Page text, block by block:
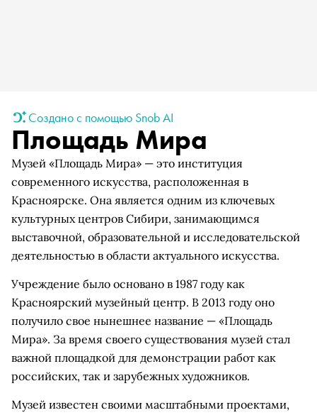
Создано с помощью Snob AI
Площадь Мира
Музей «Площадь Мира» — это институция
современного искусства, расположенная в
Красноярске. Она является одним из ключевых
культурных центров Сибири, занимающимся
выставочной, образовательной и исследовательской
деятельностью в области актуального искусства.
Учреждение было основано в 1987 году как
Красноярский музейный центр. В 2013 году оно
получило свое нынешнее название — «Площадь
Мира». За время своего существования музей стал
важной площадкой для демонстрации работ как
российских, так и зарубежных художников.
Музей известен своими масштабными проектами,